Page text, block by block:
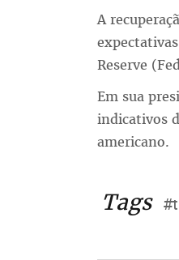
A
Reserve
Em sua
indicativos
americano.
Tags